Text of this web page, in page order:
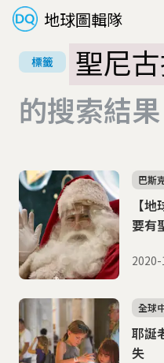
地球圖輯隊
標籤
聖尼
的搜索結果
【
要有
巴斯
耶誕
失
全球